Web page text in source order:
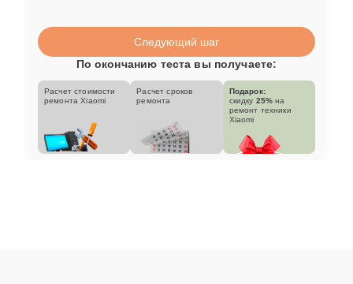
Следующий шаг
По окончанию теста вы получаете:
Расчет стоимости
ремонта Xiaomi
Расчет сроков
ремонта
Подарок:
скидку 25% на
ремонт техники
Xiaomi